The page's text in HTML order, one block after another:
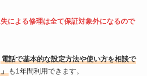
による修理は全て保証対象外になるので
電話で基本的な設定方法や使い方を相談で
も1年間利用できます。